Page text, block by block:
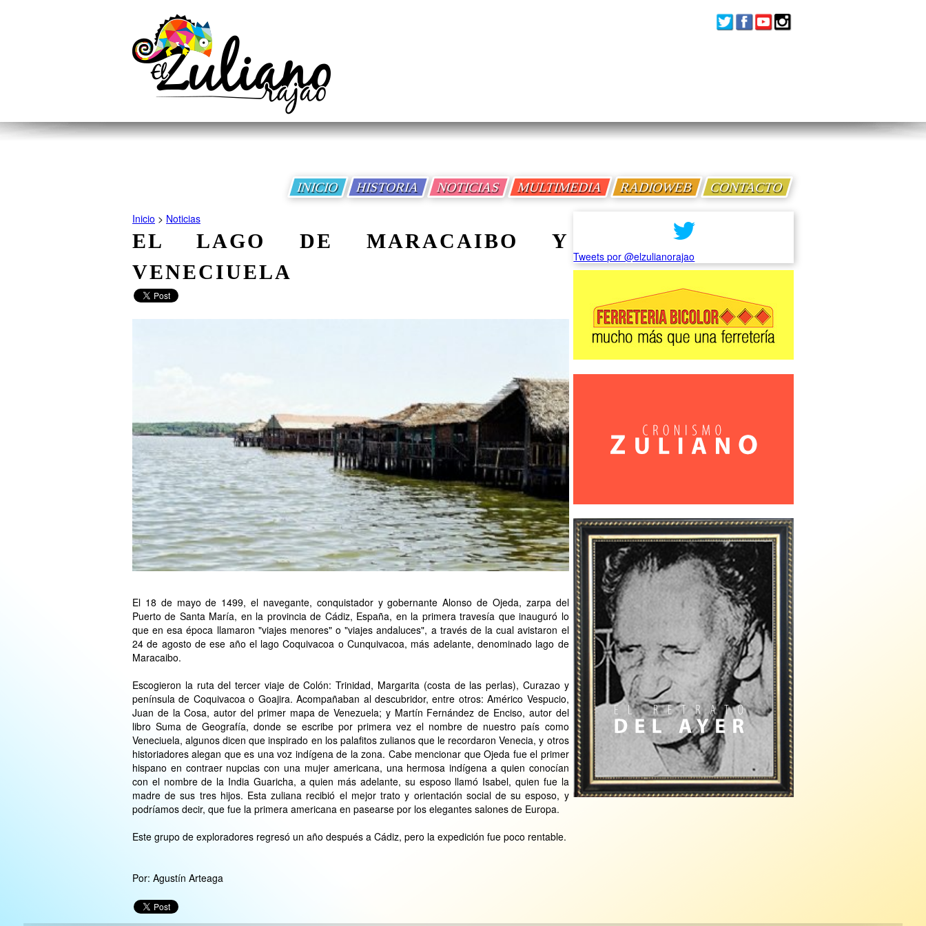
INICIO HISTORIA NOTICIAS MULTIMEDIA RADIOWEB CONTACTO
Inicio > Noticias
EL LAGO DE MARACAIBO Y
VENECIUELA
El 18 de mayo de 1499, el navegante, conquistador y gobernante Alonso de Ojeda, zarpa del
Puerto de Santa María, en la provincia de Cádiz, España, en la primera travesía que inauguró lo
que en esa época llamaron "viajes menores" o "viajes andaluces", a través de la cual avistaron el
24 de agosto de ese año el lago Coquivacoa o Cunquivacoa, más adelante, denominado lago de
Maracaibo.
Escogieron la ruta del tercer viaje de Colón: Trinidad, Margarita (costa de las perlas), Curazao y
península de Coquivacoa o Goajira. Acompañaban al descubridor, entre otros: Américo Vespucio,
Juan de la Cosa, autor del primer mapa de Venezuela; y Martín Fernández de Enciso, autor del
libro Suma de Geografía, donde se escribe por primera vez el nombre de nuestro país como
Veneciuela, algunos dicen que inspirado en los palafitos zulianos que le recordaron Venecia, y otros
historiadores alegan que es una voz indígena de la zona. Cabe mencionar que Ojeda fue el primer
hispano en contraer nupcias con una mujer americana, una hermosa indígena a quien conocían
con el nombre de la India Guaricha, a quien más adelante, su esposo llamó Isabel, quien fue la
madre de sus tres hijos. Esta zuliana recibió el mejor trato y orientación social de su esposo, y
podríamos decir, que fue la primera americana en pasearse por los elegantes salones de Europa.
Este grupo de exploradores regresó un año después a Cádiz, pero la expedición fue poco rentable.
Por: Agustín Arteaga
Tweets por @elzulianorajao